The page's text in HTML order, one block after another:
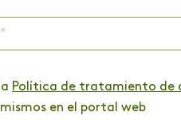
DE
BLOG
que tenemos
Política de tratamiento de
en el portal web